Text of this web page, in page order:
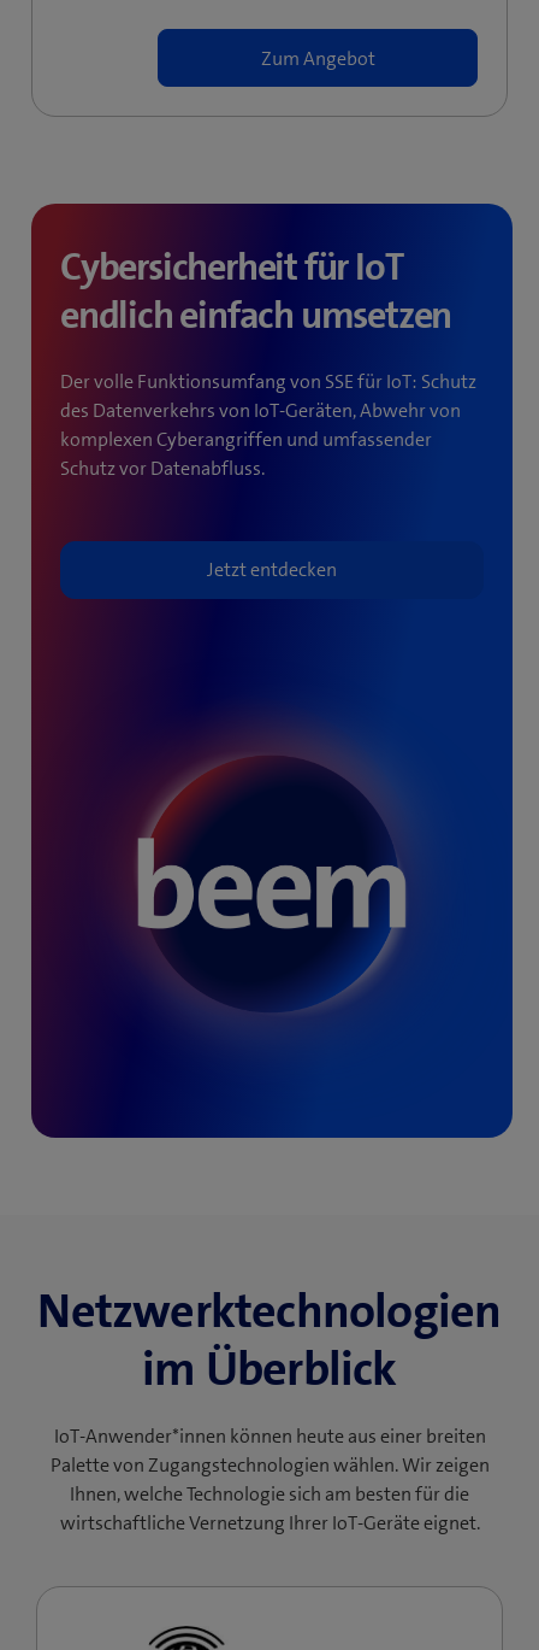
Zum Angebot
Cybersicherheit für IoT
endlich einfach umsetzen
Der volle Funktionsumfang von SSE für IoT: Schutz
des Datenverkehrs von IoT-Geräten, Abwehr von
komplexen Cyberangriffen und umfassender
Schutz vor Datenabfluss.
Netzwerk­technologien
im Überblick
IoT-Anwender*innen können heute aus einer breiten
Palette von Zugangstechnologien wählen. Wir zeigen
Ihnen, welche Technologie sich am besten für die
wirtschaftliche Vernetzung Ihrer IoT-Geräte eignet.